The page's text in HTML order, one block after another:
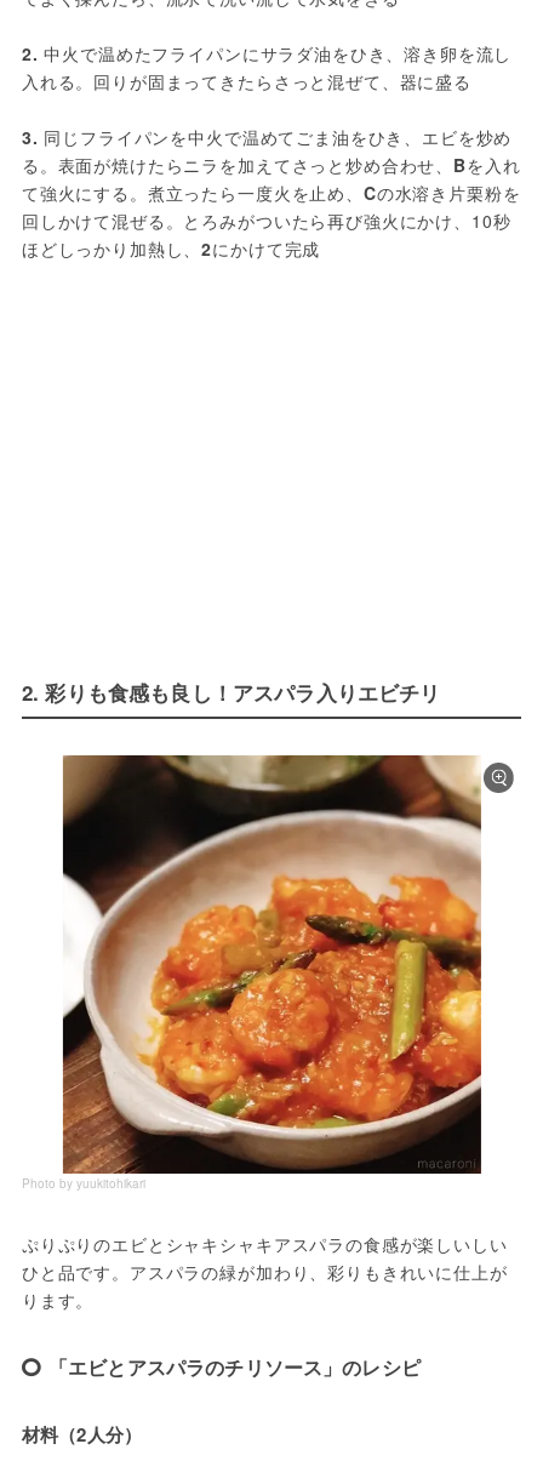
2. 中火で温めたフライパンにサラダ油をひき、溶き卵を流し
入れる。回りが固まってきたらさっと混ぜて、器に盛る
3. 同じフライパンを中火で温めてごま油をひき、エビを炒め
る。表面が焼けたらニラを加えてさっと炒め合わせ、 Bを入れ
て強火にする。煮立ったら一度火を止め、 Cの水溶き片栗粉を
回しかけて混ぜる。とろみがついたら再び強火にかけ、10秒
ほどしっかり加熱し、2にかけて完成
2. 彩りも食感も良し！アスパラ入りエビチリ
Photo by yuukitohikari
ぷりぷりのエビとシャキシャキアスパラの食感が楽しいしい
ひと品です。アスパラの緑が加わり、彩りもきれいに仕上が
ります。
「エビとアスパラのチリソース」のレシピ
材料（2人分）